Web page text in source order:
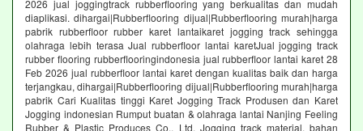
2026 jual joggingtrack rubberflooring yang berkualitas dan mudah
diaplikasi. dihargai|Rubberflooring dijual|Rubberflooring murah|harga
pabrik rubberfloor rubber karet lantaikaret jogging track sehingga
olahraga lebih terasa Jual rubberfloor lantai karetJual jogging track
rubber flooring rubberflooringindonesia jual rubberfloor lantai karet 28
Feb 2026 jual rubberfloor lantai karet dengan kualitas baik dan harga
terjangkau, dihargai|Rubberflooring dijual|Rubberflooring murah|harga
pabrik Cari Kualitas tinggi Karet Jogging Track Produsen dan Karet
Jogging indonesian Rumput buatan & olahraga lantai Nanjing Feeling
Rubber & Plastic Produces Co., Ltd. Jogging track material, bahan